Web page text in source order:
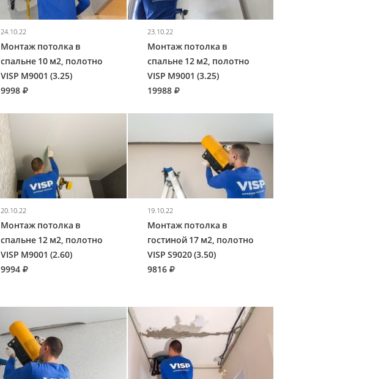
24.10.22
Монтаж потолка в
спальне 10 м2, полотно
VISP M9001 (3.25)
9998
23.10.22
Монтаж потолка в
спальне 12 м2, полотно
VISP M9001 (3.25)
19988
20.10.22
Монтаж потолка в
спальне 12 м2, полотно
VISP M9001 (2.60)
9994
19.10.22
Монтаж потолка в
гостиной 17 м2, полотно
VISP S9020 (3.50)
9816